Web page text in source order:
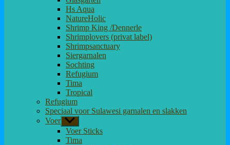
Hs Aqua
NatureHolic
Shrimp King /Dennerle
Shrimplovers (privat label)
Shrimpsanctuary
Siergarnalen
Sochting
Refugium
Tima
Tropical
Refugium
Speciaal voor Sulawesi garnalen en slakken
Voer Toon
submenu
Voer Sticks
Tima